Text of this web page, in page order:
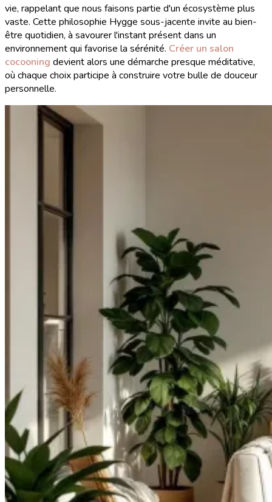
vie, rappelant que nous faisons partie d'un écosystème plus
vaste. Cette philosophie Hygge sous-jacente invite au bien-
être quotidien, à savourer l'instant présent dans un
environnement qui favorise la sérénité. Créer un salon
cocooning devient alors une démarche presque méditative,
où chaque choix participe à construire votre bulle de douceur
personnelle.